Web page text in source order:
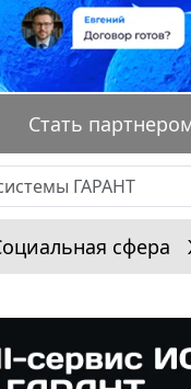
Стать
сфера